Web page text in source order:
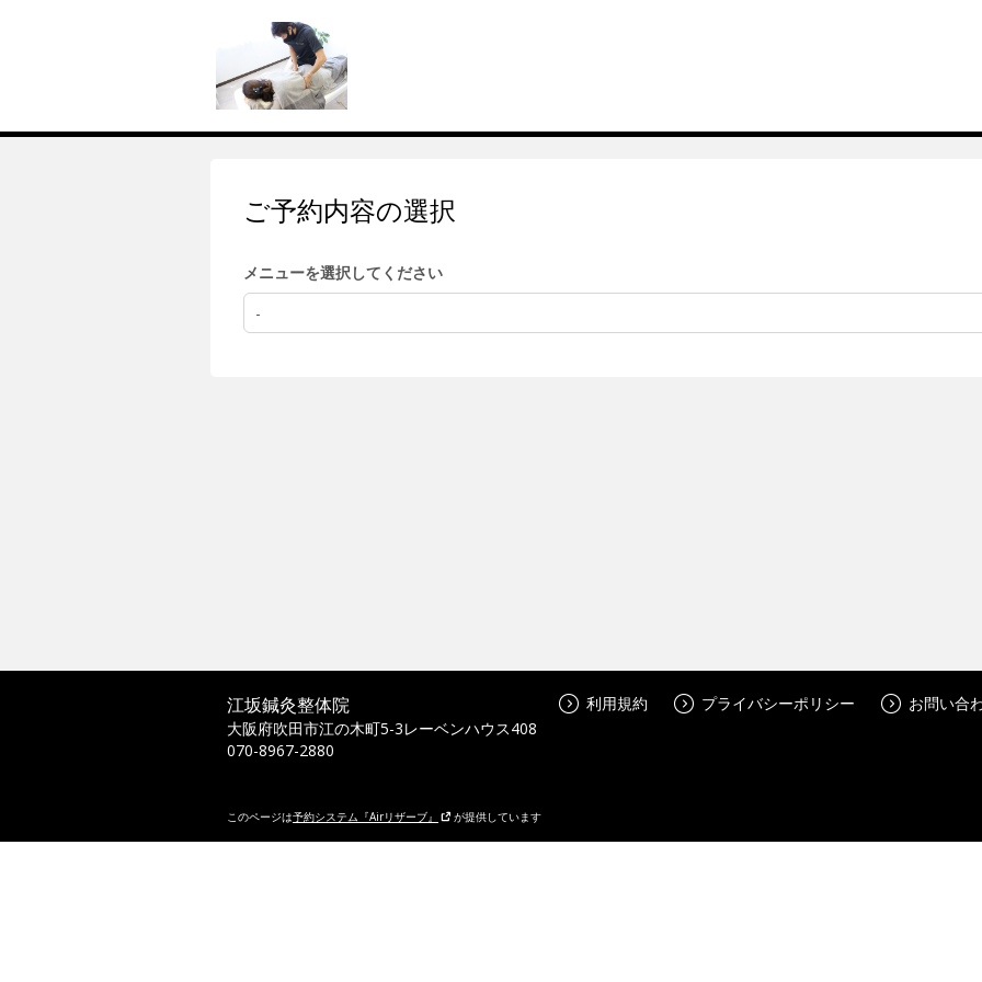
ご予約内容の選択
メニューを選択してください
-
江坂鍼灸整体院
大阪府吹田市江の木町5-3レーベンハウス408
070-8967-2880
利用規約 プライバシーポリシー お問い合
このページは予約システム『Airリザーブ』 が提供しています